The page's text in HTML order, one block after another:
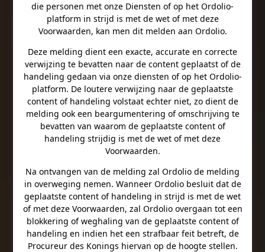
die personen met onze Diensten of op het Ordolio-
platform in strijd is met de wet of met deze
Voorwaarden, kan men dit melden aan Ordolio.
Deze melding dient een exacte, accurate en correcte
verwijzing te bevatten naar de content geplaatst of de
handeling gedaan via onze diensten of op het Ordolio-
platform. De loutere verwijzing naar de geplaatste
content of handeling volstaat echter niet, zo dient de
melding ook een beargumentering of omschrijving te
bevatten van waarom de geplaatste content of
handeling strijdig is met de wet of met deze
Voorwaarden.
Na ontvangen van de melding zal Ordolio de melding
in overweging nemen. Wanneer Ordolio besluit dat de
geplaatste content of handeling in strijd is met de wet
of met deze Voorwaarden, zal Ordolio overgaan tot een
blokkering of weghaling van de geplaatste content of
handeling en indien het een strafbaar feit betreft, de
Procureur des Konings hiervan op de hoogte stellen.